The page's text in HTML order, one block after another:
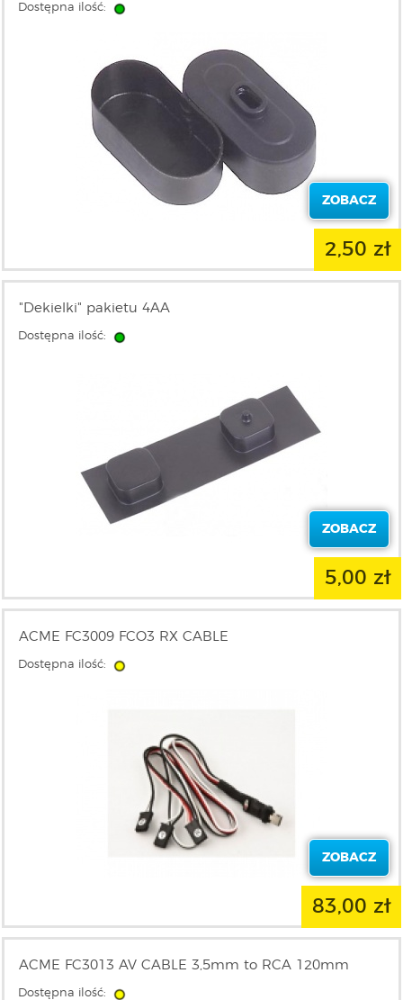
Dostępna ilość:
ZOBACZ
2,50 zł
"Dekielki" pakietu 4AA
Dostępna ilość:
ZOBACZ
5,00 zł
ACME FC3009 FCO3 RX CABLE
Dostępna ilość:
ZOBACZ
83,00 zł
ACME FC3013 AV CABLE 3,5mm to RCA 120mm
Dostępna ilość: